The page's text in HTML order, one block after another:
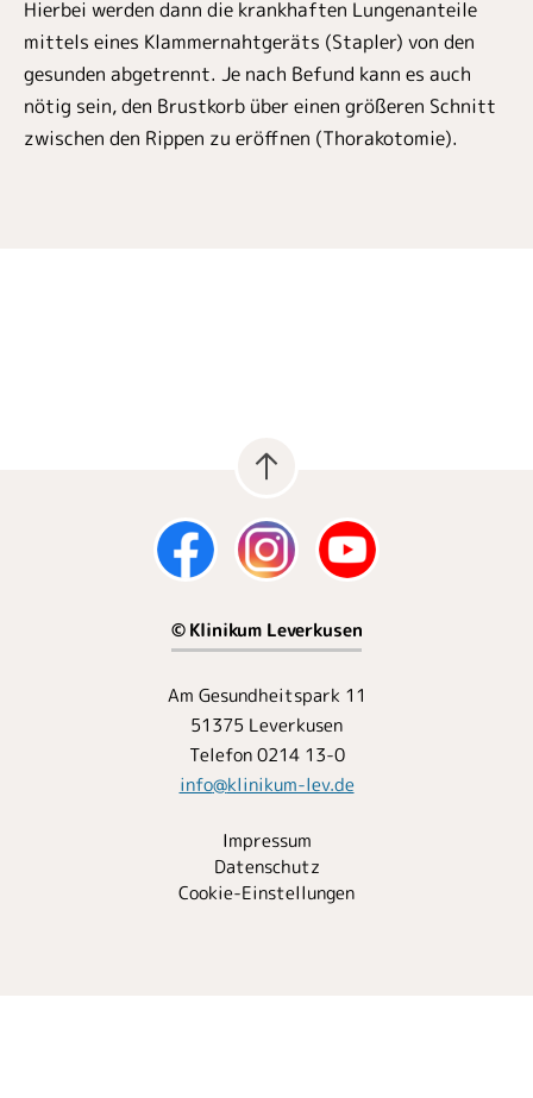
Hierbei werden dann die krankhaften Lungenanteile
mittels eines Klammernahtgeräts (Stapler) von den
gesunden abgetrennt. Je nach Befund kann es auch
nötig sein, den Brustkorb über einen größeren Schnitt
zwischen den Rippen zu eröffnen (Thorakotomie).
© Klinikum Leverkusen
Am Gesundheitspark 11
51375 Leverkusen
Telefon 0214 13-0
info@klinikum-lev.de
Impressum
Datenschutz
Cookie-Einstellungen